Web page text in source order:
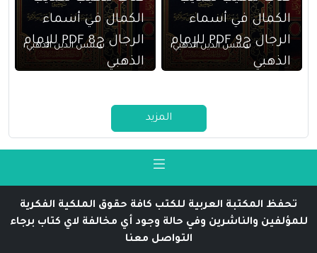
الكمال في أسماء
الرجال ج9 PDF للإمام
الذهبي
شمس الدين الذهبي
الكمال في أسماء
الرجال ج8 PDF للإمام
الذهبي
شمس الدين الذهبي
المزيد
تحفظ المكتبة العربية للكتب كافة حقوق الملكية الفكرية
للمؤلفين والناشرين وفي حالة وجود أي مخالفة لاي كتاب برجاء
التواصل معنا